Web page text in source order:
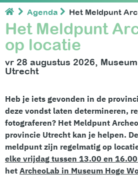
Agenda Het Meldpunt
Het Meldpunt
op locatie
vr 28 augustus 2026,
Utrecht
Heb je iets gevonden in de
deze vondst laten determineren,
fotograferen? Het Meldpunt
provincie Utrecht kan je helpen.
meldpunt zijn regelmatig op
elke vrijdag tussen 13.00 en
het ArcheoLab in Museum Hoge